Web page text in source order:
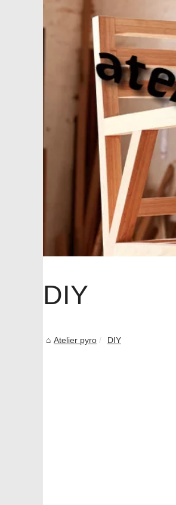
DIY
Atelier pyro DIY